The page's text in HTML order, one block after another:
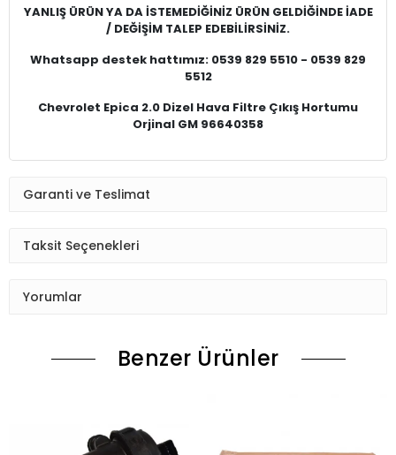
YANLIŞ ÜRÜN YA DA İSTEMEDİĞİNİZ ÜRÜN GELDİĞİNDE İADE
/ DEĞİŞİM TALEP EDEBİLİRSİNİZ.
Whatsapp destek hattımız: 0539 829 5510 - 0539 829
5512
Chevrolet Epica 2.0 Dizel Hava Filtre Çıkış Hortumu
Orjinal GM 96640358
Garanti ve Teslimat
Taksit Seçenekleri
Yorumlar
Benzer Ürünler